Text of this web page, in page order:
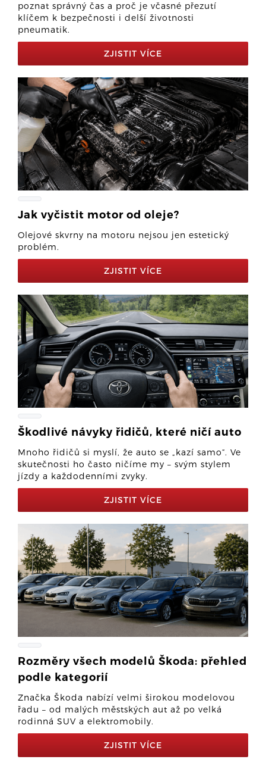
poznat správný čas a proč je včasné přezutí
klíčem k bezpečnosti i delší životnosti
pneumatik.
ZJISTIT VÍCE
Jak vyčistit motor od oleje?
Olejové skvrny na motoru nejsou jen estetický
problém.
ZJISTIT VÍCE
Škodlivé návyky řidičů, které ničí auto
Mnoho řidičů si myslí, že auto se „kazí samo“. Ve
skutečnosti ho často ničíme my – svým stylem
jízdy a každodenními zvyky.
ZJISTIT VÍCE
Rozměry všech modelů Škoda: přehled
podle kategorií
Značka Škoda nabízí velmi širokou modelovou
řadu – od malých městských aut až po velká
rodinná SUV a elektromobily.
ZJISTIT VÍCE